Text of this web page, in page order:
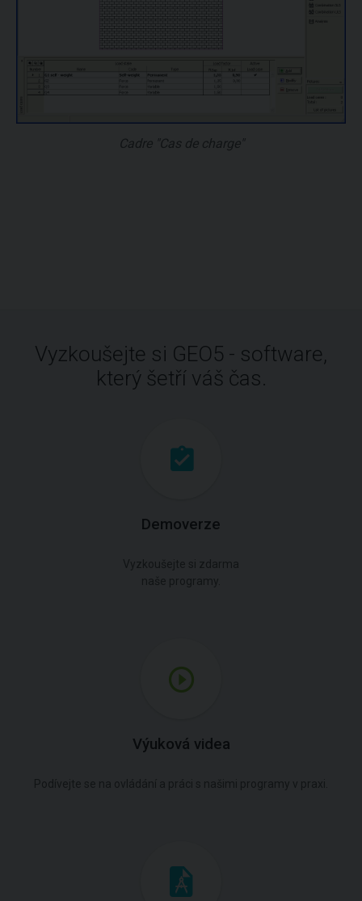
Cadre "Cas de charge"
Vyzkoušejte si GEO5 - software,
který šetří váš čas.
Demoverze
Výuková videa